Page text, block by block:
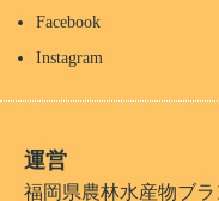
Facebook
Instagram
運営
福岡県農林水産物ブ